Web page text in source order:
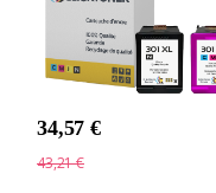
34,57 €
43,21 €